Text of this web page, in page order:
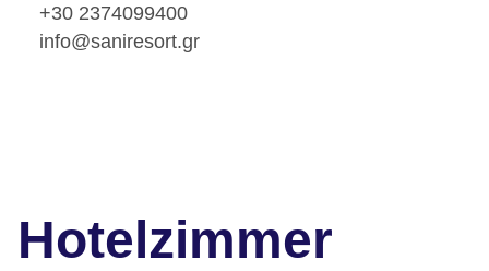
+30 2374099400
info@saniresort.gr
Hotelzimmer